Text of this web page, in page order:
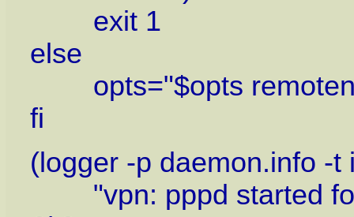
exit 1
else
opts="$opts
fi
(logger -p daemon.info -t
"vpn: pppd started for